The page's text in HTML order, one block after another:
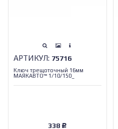
АРТИКУЛ: 75716
Ключ трещоточный 16мм
МАЯКАВТО™ 1/10/150_
338 Р